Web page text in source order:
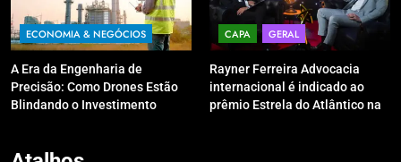
ECONOMIA & NEGÓCIOS
A Era da Engenharia de
Precisão: Como Drones Estão
Blindando o Investimento
CAPA GERAL
Rayner Ferreira Advocacia
internacional é indicado ao
prêmio Estrela do Atlântico na